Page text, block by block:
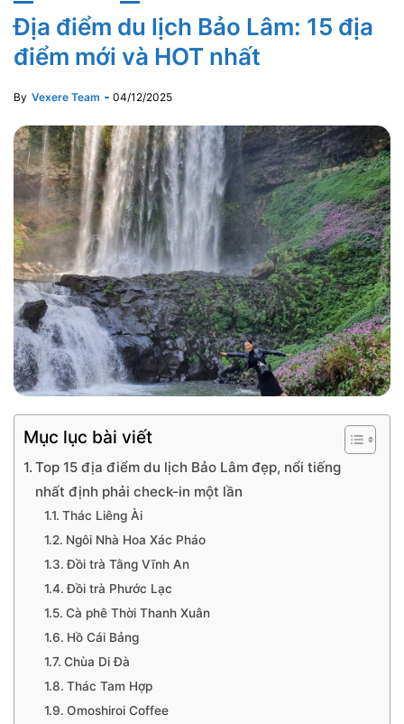
Địa điểm du lịch Bảo Lâm: 15 địa
điểm mới và HOT nhất
By Vexere Team 04/12/2025
Mục lục bài viết
Top 15 địa điểm du lịch Bảo Lâm đẹp, nổi tiếng
nhất định phải check-in một lần
Thác Liêng Ài
Ngôi Nhà Hoa Xác Pháo
Đồi trà Tằng Vĩnh An
Đồi trà Phước Lạc
Cà phê Thời Thanh Xuân
Hồ Cái Bảng
Chùa Di Đà
Thác Tam Hợp
Omoshiroi Coffee